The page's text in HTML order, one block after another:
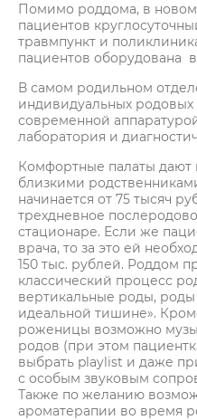
Помимо роддома, в
пациентов
травмпункт и
пациентов оборудована
В самом родильном
индивидуальных
современной
лаборатория и
Комфортные палаты дают
близкими
начинается от 75 тысяч
трехдневное
стационаре. Если же
врача, то за это ей
150 тыс. рублей. Роддом
классический процесс
вертикальные роды, роды
идеальной тишине».
роженицы возможно
родов (при этом
выбрать playlist и даже
с особым звуковым
Также по желанию
ароматерапии во время